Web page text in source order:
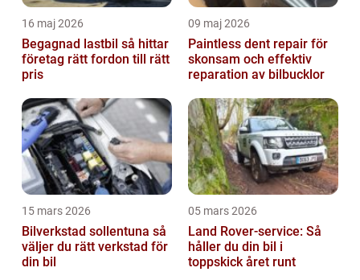
16 maj 2026
Begagnad lastbil så hittar
företag rätt fordon till rätt
pris
09 maj 2026
Paintless dent repair för
skonsam och effektiv
reparation av bilbucklor
15 mars 2026
Bilverkstad sollentuna så
väljer du rätt verkstad för
din bil
05 mars 2026
Land Rover-service: Så
håller du din bil i
toppskick året runt